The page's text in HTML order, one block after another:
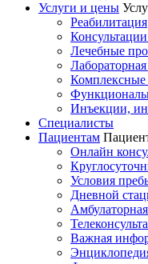
Услуги и цены
Реабилитация
Лечебные
Комплексные
Инъекции,
Специалисты
Пациентам
Онлайн
Условия
Дневной
Важная